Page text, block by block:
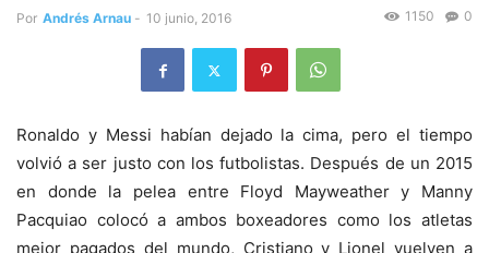
Por Andrés Arnau - 10 junio, 2016 0
1150
Ronaldo y Messi habían dejado la cima, pero el tiempo
volvió a ser justo con los futbolistas. Después de un 2015
en donde la pelea entre Floyd Mayweather y Manny
Pacquiao colocó a ambos boxeadores como los atletas
mejor pagados del mundo, Cristiano y Lionel vuelven a